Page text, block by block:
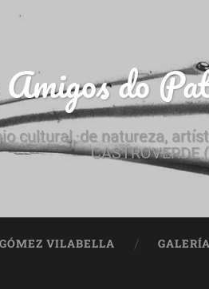
Amigos do
cultural, de natureza,
CASTROVERDE
VILABELLA GALERÍA